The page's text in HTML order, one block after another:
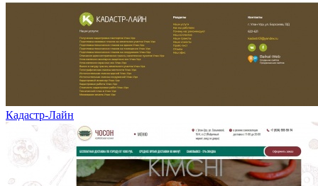
Кадастр-Лайн